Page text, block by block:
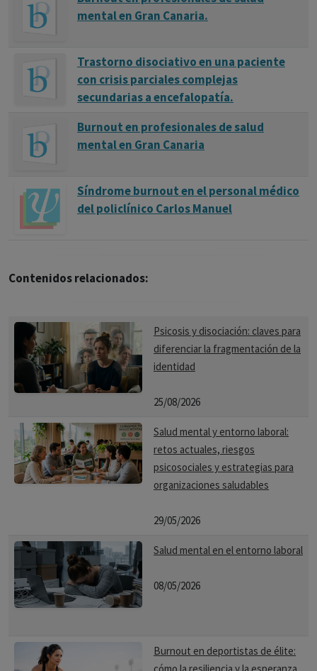
mental en Gran Canaria.
Trastorno disociativo en una paciente
con crisis parciales complejas
secundarias a encefalopatía.
Burnout en profesionales de salud
mental en Gran Canaria
Síndrome burnout en el personal médico
del policlínico Carlos Manuel
Contenidos relacionados:
Psicosis y disociación: claves para
diferenciar la fragmentación de la
identidad
25/08/2026
Salud mental y entorno laboral:
retos actuales, riesgos
psicosociales y estrategias para
organizaciones saludables
29/05/2026
Salud mental en el entorno laboral
08/05/2026
Burnout en deportistas de élite: